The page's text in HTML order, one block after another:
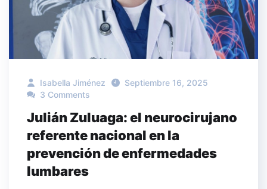
Isabella Jiménez
Septiembre 16, 2025
3 Comments
Julián Zuluaga: el neurocirujano
referente nacional en la
prevención de enfermedades
lumbares